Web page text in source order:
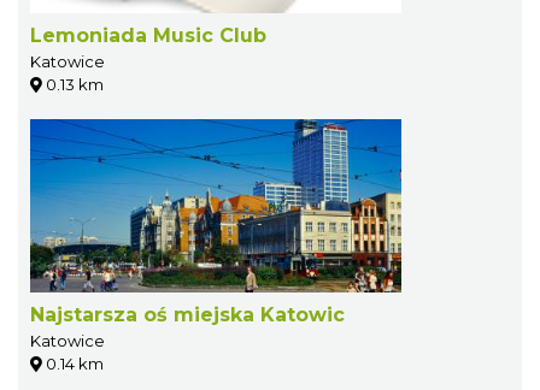
Lemoniada Music Club
Katowice
0.13 km
Najstarsza oś miejska Katowic
Katowice
0.14 km